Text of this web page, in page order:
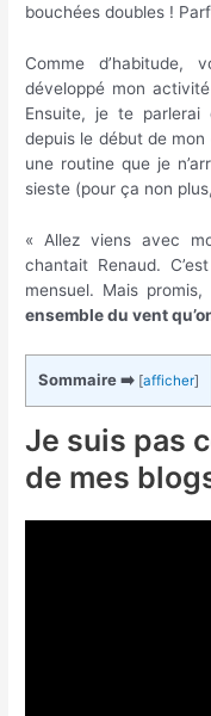
bouchées doubles !
Comme d’habitude,
développé mon
Ensuite, je te parlerai
depuis le début de mon
une routine que je
sieste (pour ça non
« Allez viens avec
chantait Renaud.
mensuel. Mais
ensemble du vent
Sommaire ➡️ [afficher]
Je suis pas
de mes